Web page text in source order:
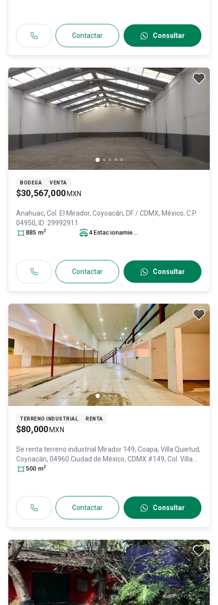
Contactar Consultar
BODEGA VENTA
$30,567,000 MXN
Anahuac, Col. El Mirador, Coyoacán, DF / CDMX, México, C.P.
04950, ID: 29992911
885 m2 4 Estacionamiento
Contactar Consultar
TERRENO INDUSTRIAL RENTA
$80,000 MXN
Se renta terreno industrial Mirador 149, Coapa, Villa Quietud,
Coyoacán, 04960 Ciudad de México, CDMX #149, Col. Villa
Quietud,Coyoacán
500 m2
Contactar Consultar